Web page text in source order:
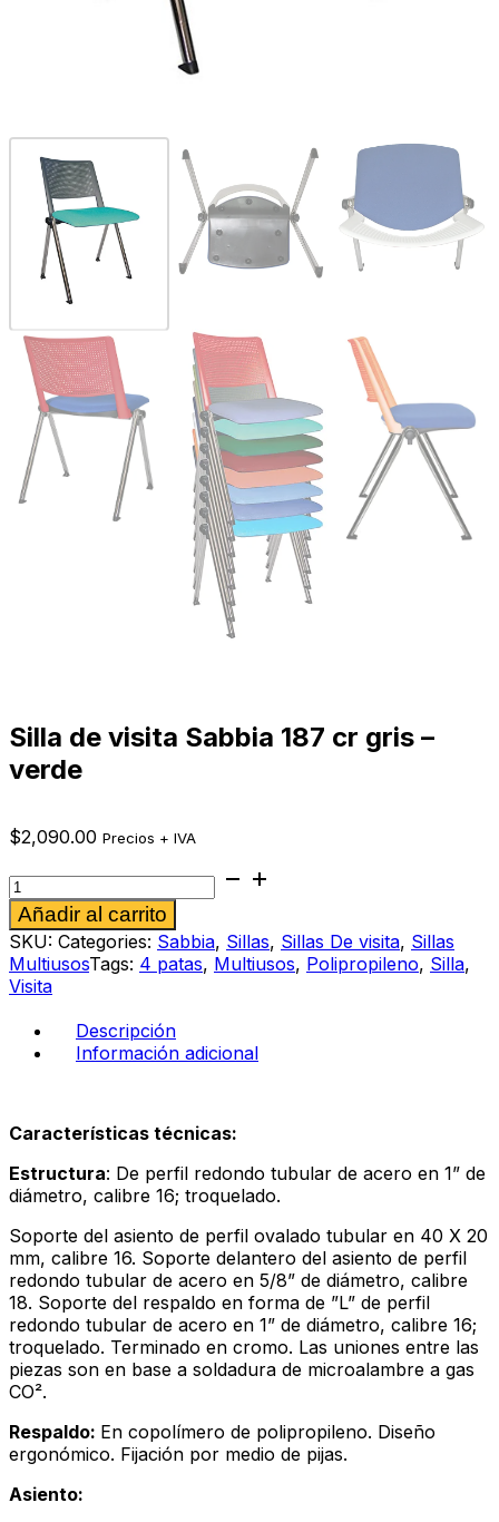
Silla de visita Sabbia 187 cr gris –
verde
$2,090.00 Precios + IVA
Silla
de
visita
Sabbia
187
cr
gris
verde
cantidad
Añadir al carrito
SKU: Categories: Sabbia, Sillas, Sillas De visita, Sillas
MultiusosTags: 4 patas, Multiusos, Polipropileno, Silla,
Visita
Descripción
Información adicional
Características técnicas:
Estructura: De perfil redondo tubular de acero en 1” de
diámetro, calibre 16; troquelado.
Soporte del asiento de perfil ovalado tubular en 40 X 20
mm, calibre 16. Soporte delantero del asiento de perfil
redondo tubular de acero en 5/8” de diámetro, calibre
18. Soporte del respaldo en forma de ”L” de perfil
redondo tubular de acero en 1” de diámetro, calibre 16;
troquelado. Terminado en cromo. Las uniones entre las
piezas son en base a soldadura de microalambre a gas
CO².
Respaldo: En copolímero de polipropileno. Diseño
ergonómico. Fijación por medio de pijas.
Asiento: